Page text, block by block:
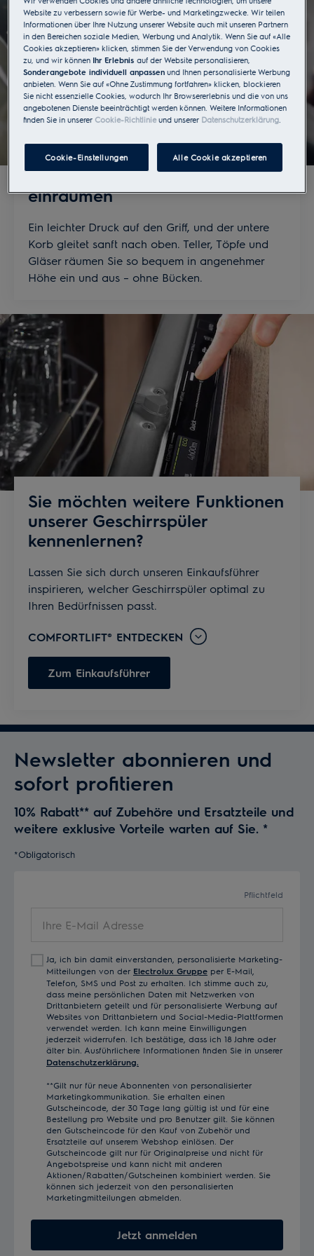
und ausräumen, bequemer als je zuvor.
Sanft anheben, entspannt
einräumen
Ein leichter Druck auf den Griff, und der untere
Korb gleitet sanft nach oben. Teller, Töpfe und
Gläser räumen Sie so bequem in angenehmer
Höhe ein und aus – ohne Bücken.
Sie möchten weitere Funktionen
unserer Geschirrspüler
kennenlernen?
Lassen Sie sich durch unseren Einkaufsführer
inspirieren, welcher Geschirrspüler optimal zu
Ihren Bedürfnissen passt.
COMFORTLIFT® ENTDECKEN
Zum Einkaufsführer
Newsletter abonnieren und
sofort profitieren
10% Rabatt** auf Zubehöre und Ersatzteile und
weitere exklusive Vorteile warten auf Sie. *
*Obligatorisch
Pflichtfeld
Adresse
Ja, ich bin damit einverstanden, personalisierte Marketing-
Mitteilungen von der Electrolux Gruppe per E-Mail,
Telefon, SMS und Post zu erhalten. Ich stimme auch zu,
dass meine persönlichen Daten mit Netzwerken von
Drittanbietern geteilt und für personalisierte Werbung auf
Websites von Drittanbietern und Social-Media-Plattformen
verwendet werden. Ich kann meine Einwilligungen
jederzeit widerrufen. Ich bestätige, dass ich 18 Jahre oder
älter bin. Ausführlichere Informationen finden Sie in unserer
Datenschutzerklärung.
**Gilt nur für neue Abonnenten von personalisierter
Marketingkommunikation. Sie erhalten einen
Gutscheincode, der 30 Tage lang gültig ist und für eine
Bestellung pro Website und pro Benutzer gilt. Sie können
den Gutscheincode für den Kauf von Zubehör und
Ersatzteile auf unserem Webshop einlösen. Der
Gutscheincode gilt nur für Originalpreise und nicht für
Angebotspreise und kann nicht mit anderen
Aktionen/Rabatten/Gutscheinen kombiniert werden. Sie
können sich jederzeit von den personalisierten
Marketingmitteilungen abmelden.
Jetzt anmelden
Website zu verbessern sowie für Werbe- und Marketingzwecke. Wir teilen
Informationen über Ihre Nutzung unserer Website auch mit unseren Partnern
in den Bereichen soziale Medien, Werbung und Analytik. Wenn Sie auf «Alle
Cookies akzeptieren» klicken, stimmen Sie der Verwendung von Cookies
zu, und wir können Ihr Erlebnisauf der Website personalisieren,
Sonderangebote individuell anpassen und Ihnen personalisierte Werbung
anbieten. Wenn Sie auf «Ohne Zustimmung fortfahren» klicken, blockieren
Sie nicht essenzielle Cookies, wodurch Ihr Browsererlebnis und die von uns
angebotenen Dienste beeinträchtigt werden können. Weitere Informationen
finden Sie in unserer Cookie-Richtlinieund unserer Datenschutzerklärung
Cookie-Einstellungen Alle Cookie akzeptieren